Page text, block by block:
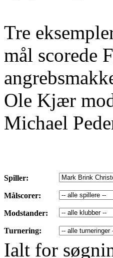
Tre
mål scorede
Ole Kjær
Michael
Spiller:
Målscorer:
Modstander:
Turnering:
Ialt for